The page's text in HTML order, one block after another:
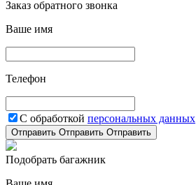
Заказ обратного звонка
Ваше имя
Телефон
С обработкой персональных данных
Отправить Отправить Отправить
Подобрать багажник